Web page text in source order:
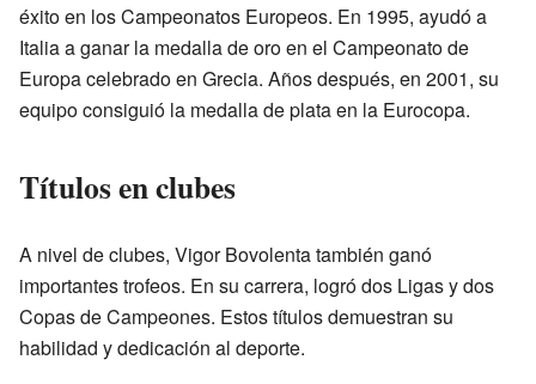
éxito en los Campeonatos Europeos. En 1995, ayudó a
Italia a ganar la medalla de oro en el Campeonato de
Europa celebrado en Grecia. Años después, en 2001, su
equipo consiguió la medalla de plata en la Eurocopa.
Títulos en clubes
A nivel de clubes, Vigor Bovolenta también ganó
importantes trofeos. En su carrera, logró dos Ligas y dos
Copas de Campeones. Estos títulos demuestran su
habilidad y dedicación al deporte.